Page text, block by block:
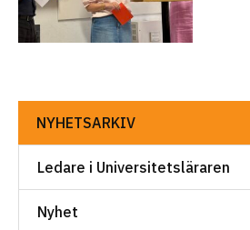
NYHETSARKIV
Ledare i Universitetsläraren
Nyhet